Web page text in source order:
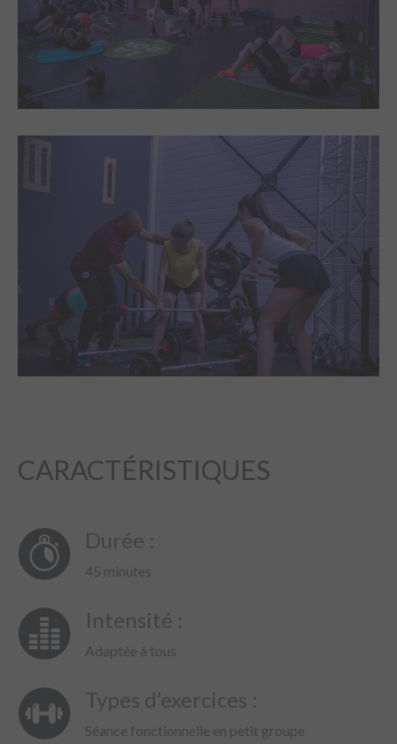
CARACTÉRISTIQUES
Durée :
45 minutes
Intensité :
Adaptée à tous
Types d’exercices :
Séance fonctionnelle en petit groupe